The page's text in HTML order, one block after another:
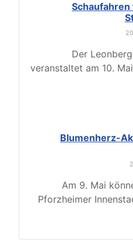
Der
veranstaltet am 10.
Blumenherz-
Am 9. Mai
Pforzheimer